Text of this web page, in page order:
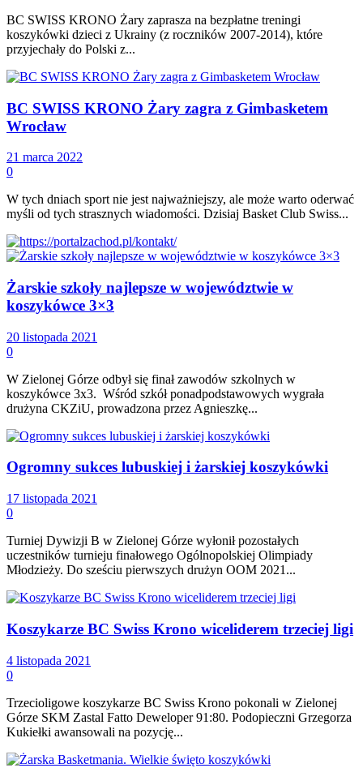
BC SWISS KRONO Żary zaprasza na bezpłatne treningi
koszykówki dzieci z Ukrainy (z roczników 2007-2014), które
przyjechały do Polski z...
BC SWISS KRONO Żary zagra z Gimbasketem
Wrocław
21 marca 2022
0
W tych dniach sport nie jest najważniejszy, ale może warto oderwać
myśli od tych strasznych wiadomości. Dzisiaj Basket Club Swiss...
Żarskie szkoły najlepsze w województwie w
koszykówce 3×3
20 listopada 2021
0
W Zielonej Górze odbył się finał zawodów szkolnych w
koszykówce 3x3. Wśród szkół ponadpodstawowych wygrała
drużyna CKZiU, prowadzona przez Agnieszkę...
Ogromny sukces lubuskiej i żarskiej koszykówki
17 listopada 2021
0
Turniej Dywizji B w Zielonej Górze wyłonił pozostałych
uczestników turnieju finałowego Ogólnopolskiej Olimpiady
Młodzieży. Do sześciu pierwszych drużyn OOM 2021...
Koszykarze BC Swiss Krono wiceliderem trzeciej ligi
4 listopada 2021
0
Trzecioligowe koszykarze BC Swiss Krono pokonali w Zielonej
Górze SKM Zastal Fatto Deweloper 91:80. Podopieczni Grzegorza
Kukiełki awansowali na pozycję...